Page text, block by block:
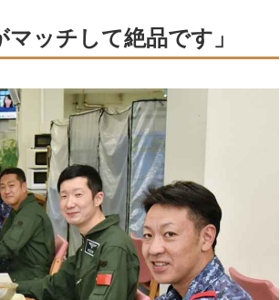
ッチして絶品です」